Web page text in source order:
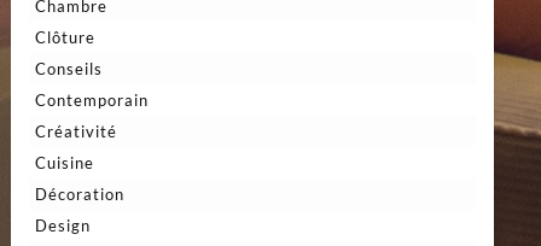
Chambre
Clôture
Conseils
Contemporain
Créativité
Cuisine
Décoration
Design